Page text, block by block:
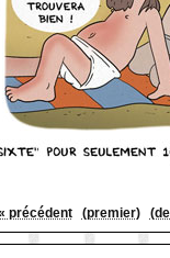
précédent (premier)